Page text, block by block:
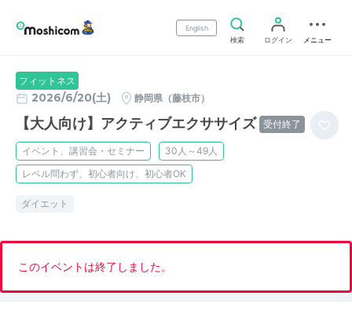
English
検索
ログイン メニュー
フィットネス
2026/6/20(土) 静岡県（藤枝市）
【大人向け】アクティブエクササイズ 受付終了
イベント、講習会・セミナー
30人～49人
レベル問わず、初心者向け、初心者OK
ダイエット
このイベントは終了しました。